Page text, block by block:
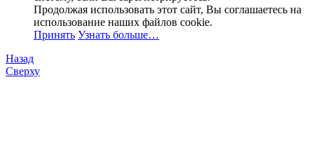
Продолжая использовать этот сайт, Вы соглашаетесь на
использование наших файлов cookie.
Принять Узнать больше…
Назад
Сверху